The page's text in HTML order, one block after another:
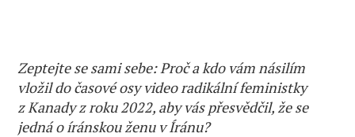
Zeptejte se sami sebe: Proč a kdo vám násilím
vložil do časové osy video radikální feministky
z Kanady z roku 2022, aby vás přesvědčil, že se
jedná o íránskou ženu v Íránu?